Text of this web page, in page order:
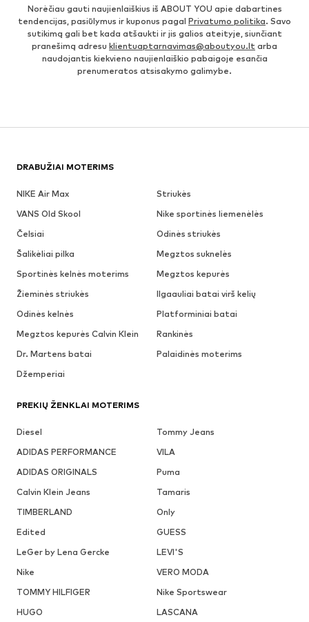
Norėčiau gauti naujienlaiškius iš ABOUT YOU apie dabartines
tendencijas, pasiūlymus ir kuponus pagal Privatumo politika. Savo
sutikimą gali bet kada atšaukti ir jis galios ateityje, siunčiant
pranešimą adresu klientuaptarnavimas@aboutyou.lt arba
naudojantis kiekvieno naujienlaiškio pabaigoje esančia
prenumeratos atsisakymo galimybe.
DRABUŽIAI MOTERIMS
NIKE Air Max
Striukės
VANS Old Skool
Nike sportinės liemenėlės
Čelsiai
Odinės striukės
Šalikėliai pilka
Megztos suknelės
Sportinės kelnės moterims
Megztos kepurės
Žieminės striukės
Ilgaauliai batai virš kelių
Odinės kelnės
Platforminiai batai
Megztos kepurės Calvin Klein
Rankinės
Dr. Martens batai
Palaidinės moterims
Džemperiai
PREKIŲ ŽENKLAI MOTERIMS
Diesel
Tommy Jeans
ADIDAS PERFORMANCE
VILA
ADIDAS ORIGINALS
Puma
Calvin Klein Jeans
Tamaris
TIMBERLAND
Only
Edited
GUESS
LeGer by Lena Gercke
LEVI'S
Nike
VERO MODA
TOMMY HILFIGER
Nike Sportswear
HUGO
LASCANA